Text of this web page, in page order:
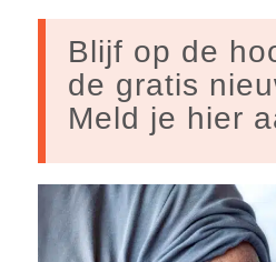
Blijf op de
de gratis
Meld je hier